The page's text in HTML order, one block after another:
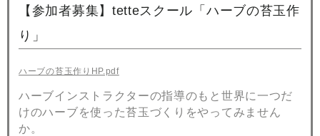
【参加者募集】tetteスクール「ハーブの苔玉作
り」
ハーブの苔玉作りHP.pdf
ハーブインストラクターの指導のもと世界に一つだ
けのハーブを使った苔玉づくりをやってみません
か。